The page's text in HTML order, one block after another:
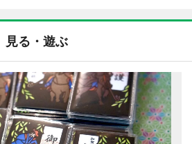
見る・遊ぶ